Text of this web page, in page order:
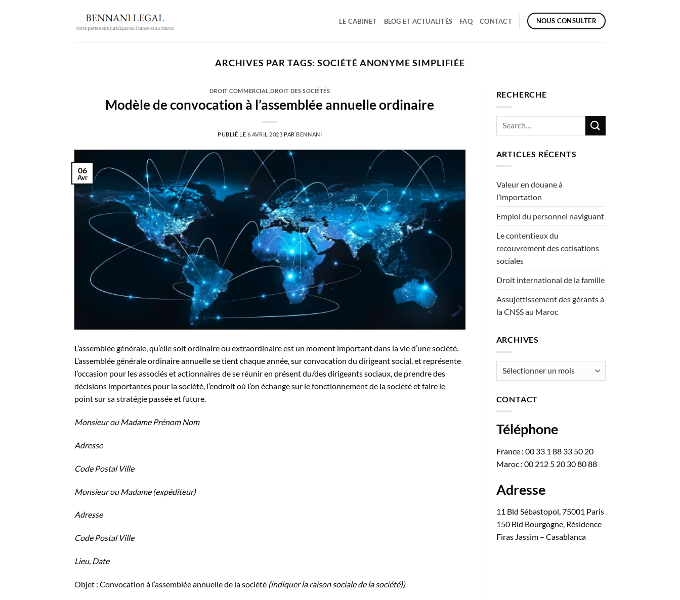
LE CABINET BLOG ET ACTUALITÉS FAQ CONTACT NOUS CONSULTER
ARCHIVES PAR TAGS:SOCIÉTÉ ANONYME SIMPLIFIÉE
DROIT COMMERCIAL ,DROIT DES SOCIÉTÉS
Modèle de convocation à l’assemblée annuelle ordinaire
PUBLIÉ LE 6 AVRIL 2023 PAR BENNANI
06
Avr
L’assemblée générale, qu’elle soit ordinaire ou extraordinaire est un moment important dans la vie d’une société.
L’assemblée générale ordinaire annuelle se tient chaque année, sur convocation du dirigeant social, et représente
l’occasion pour les associés et actionnaires de se réunir en présent du/des dirigeants sociaux, de prendre des
décisions importantes pour la société, l’endroit où l’on échange sur le fonctionnement de la société et faire le
point sur sa stratégie passée et future.
Monsieur ou Madame Prénom Nom
Adresse
Code Postal Ville
Monsieur ou Madame (expéditeur)
Adresse
Code Postal Ville
Lieu, Date
Objet : Convocation à l’assemblée annuelle de la société (indiquer la raison sociale de la société))
RECHERCHE
ARTICLES RÉCENTS
Valeur en douane à
l’importation
Emploi du personnel naviguant
Le contentieux du
recouvrement des cotisations
sociales
Droit international de la famille
Assujettissement des gérants à
la CNSS au Maroc
ARCHIVES
Archives
CONTACT
Téléphone
France : 00 33 1 88 33 50 20
Maroc : 00 212 5 20 30 80 88
Adresse
11 Bld Sébastopol, 75001 Paris
150 Bld Bourgogne, Résidence
Firas Jassim – Casablanca